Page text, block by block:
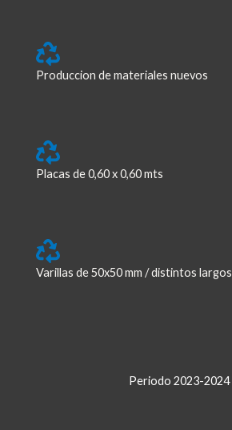
Produccion de materiales nuevos
Placas de 0,60 x 0,60 mts
Varillas de 50x50 mm / distintos largos
Periodo 2023-2024